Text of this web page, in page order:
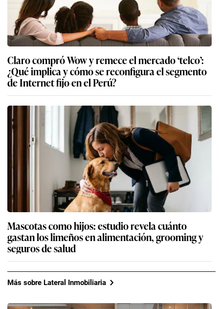
Claro compró Wow y remece el mercado ‘telco’:
¿Qué implica y cómo se reconfigura el segmento
de Internet fijo en el Perú?
Mascotas como hijos: estudio revela cuánto
gastan los limeños en alimentación, grooming y
seguros de salud
Más sobre Lateral Inmobiliaria